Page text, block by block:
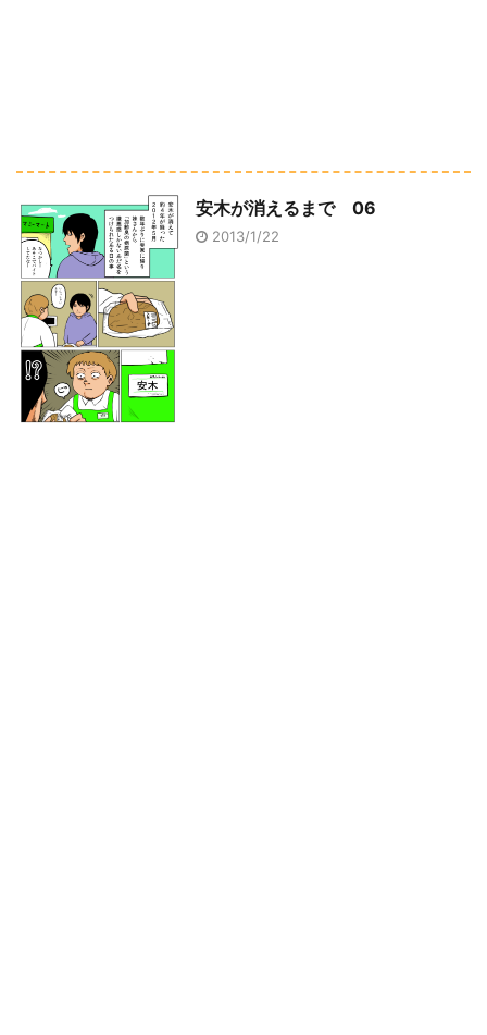
安木が消えるまで 06
2013/1/22